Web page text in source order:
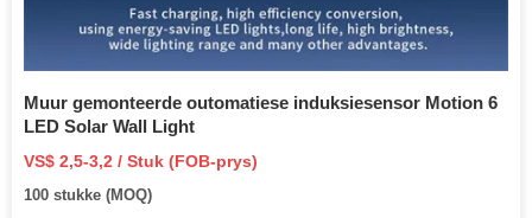
Muur gemonteerde outomatiese induksiesensor Motion 6
LED Solar Wall Light
VS$ 2,5-3,2 / Stuk (FOB-prys)
100 stukke (MOQ)